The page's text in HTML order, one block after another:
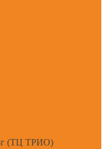
(ТЦ ТРИО)